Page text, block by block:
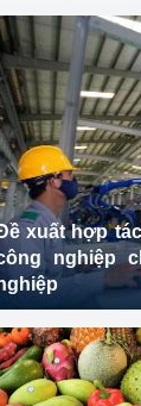
xuất hợp
nghiệp